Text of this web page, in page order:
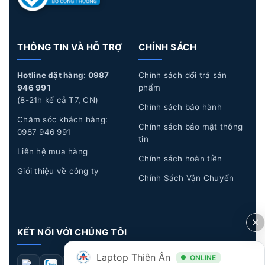
2. Thay Bàn Phím Laptop Lenovo Giá Bao Nhiêu
4. Lợi ích của việc thay Bàn Phím Laptop Lenovo lấy liền
tại Laptop Thiên Ân
5. Quy trình thay Bàn Phím Laptop Lenovo lấy liền tại
Laptop Thiên Ân
6. Laptop Thiên Ân chuyên cung cấp linh kiện và sửa chữa
chuyên sâu về Laptop
1. Nguyên nhân và dấu hiệu nhận biết Bàn
Phím Laptop Lenovo bị hư hỏng
Tuổi thọ bàn phím:Laptop sau một thời gian dài
sử dụng, các phím trên bàn phím có thể bị liệt
THÔNG TIN VÀ HỖ TRỢ
Hotline đặt hàng: 0987
946 991
(8-21h kể cả T7, CN)
Chăm sóc khách hàng:
0987 946 991
Liên hệ mua hàng
Giới thiệu về công ty
CHÍNH SÁCH
Chính sách đổi trả sản
phẩm
Chính sách bảo hành
Chính sách bảo mật thông
tin
Chính sách hoàn tiền
Chính Sách Vận Chuyển
KẾT NỐI VỚI CHÚNG TÔI
Laptop Thiên Ân ONLINE